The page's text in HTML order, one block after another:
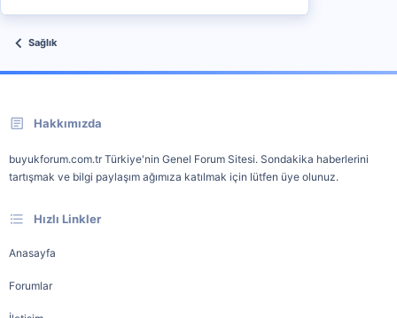
Sağlık
Hakkımızda
buyukforum.com.tr Türkiye'nin Genel Forum Sitesi. Sondakika haberlerini
tartışmak ve bilgi paylaşım ağımıza katılmak için lütfen üye olunuz.
Hızlı Linkler
Anasayfa
Forumlar